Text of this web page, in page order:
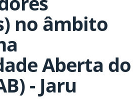
no âmbito
Aberta do
- Jaru